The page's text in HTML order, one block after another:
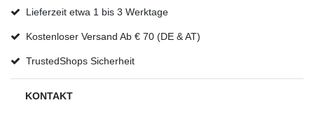
Lieferzeit etwa 1 bis 3 Werktage
Kostenloser Versand Ab € 70 (DE & AT)
TrustedShops Sicherheit
KONTAKT